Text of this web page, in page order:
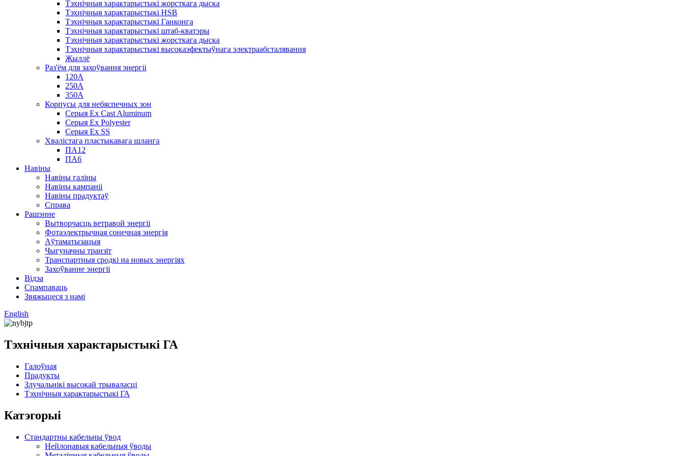
Тэхнічныя характарыстыкі жорсткага дыска
Тэхнічныя характарыстыкі HSB
Тэхнічныя характарыстыкі Ганконга
Тэхнічныя характарыстыкі штаб-кватэры
Тэхнічныя характарыстыкі жорсткага дыска
Тэхнічныя характарыстыкі высокаэфектыўнага электраабсталявання
Жыллё
Раз'ём для захоўвання энергіі
120А
250А
350А
Корпусы для небяспечных зон
Серыя Ex Cast Aluminum
Серыя Ex Polyester
Серыя Ex SS
Хвалістага пластыкавага шланга
ПА12
ПА6
Навіны
Навіны галіны
Навіны кампаніі
Навіны прадуктаў
Справа
Рашэнне
Вытворчасць ветравой энергіі
Фотаэлектрычная сонечная энергія
Аўтаматызацыя
Чыгуначны транзіт
Транспартныя сродкі на новых энергіях
Захоўванне энергіі
Відэа
Спампаваць
Звяжыцеся з намі
English
Тэхнічныя характарыстыкі ГА
Галоўная
Прадукты
Злучальнікі высокай трываласці
Тэхнічныя характарыстыкі ГА
Катэгорыі
Стандартны кабельны ўвод
Нейлонавыя кабельныя ўводы